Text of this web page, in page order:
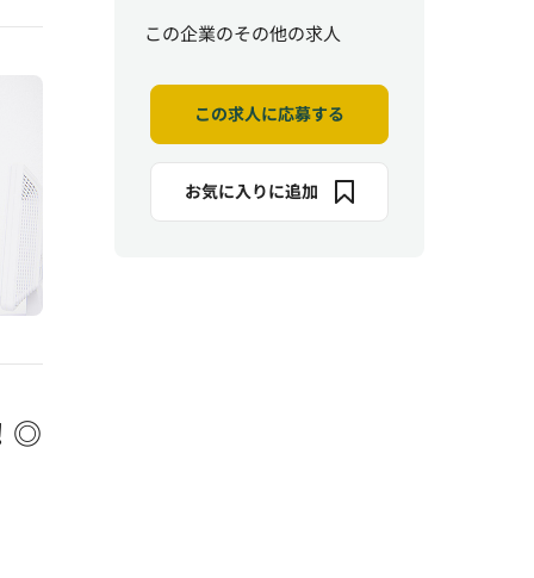
◎
この企業のその他の求人
この求人に応募する
お気に入りに追加